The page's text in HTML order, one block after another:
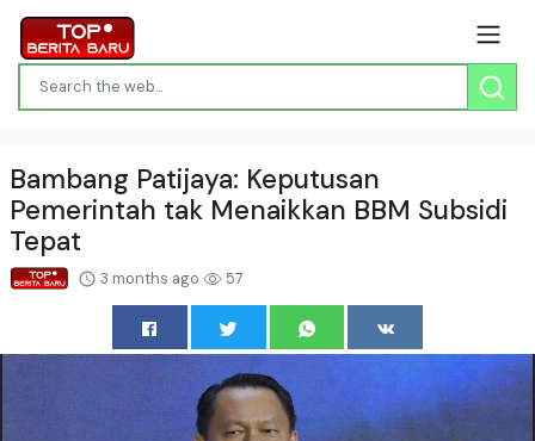
Bambang Patijaya: Keputusan
Pemerintah tak Menaikkan BBM Subsidi
Tepat
3 months ago 57